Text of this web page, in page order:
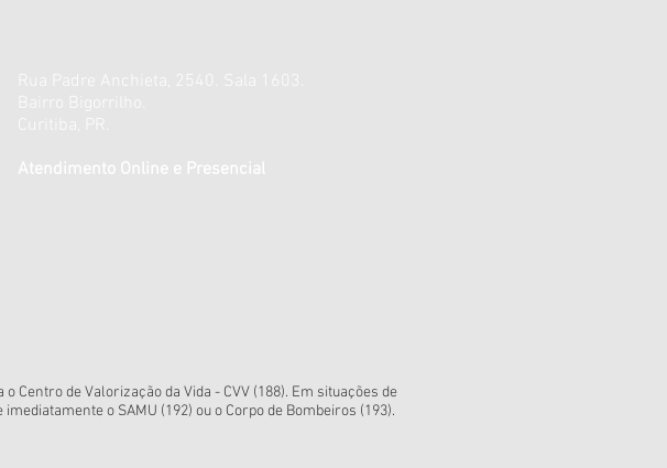
Rua Padre Anchieta, 2540. Sala 1603.
Bairro Bigorrilho.
Curitiba, PR.
Atendimento Online e Presencial
Centro de Valorização da Vida - CVV (188). Em situações de
o SAMU (192) ou o Corpo de Bombeiros (193).